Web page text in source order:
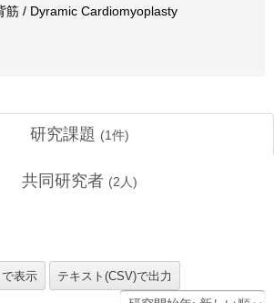
筋 / Dyramic Cardiomyoplasty
研究課題 (1件)
共同研究者 (2 人)